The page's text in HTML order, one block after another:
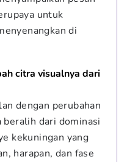
untuk
di
citra visualnya dari
dengan perubahan
beralih dari dominasi
kekuningan yang
harapan, dan fase